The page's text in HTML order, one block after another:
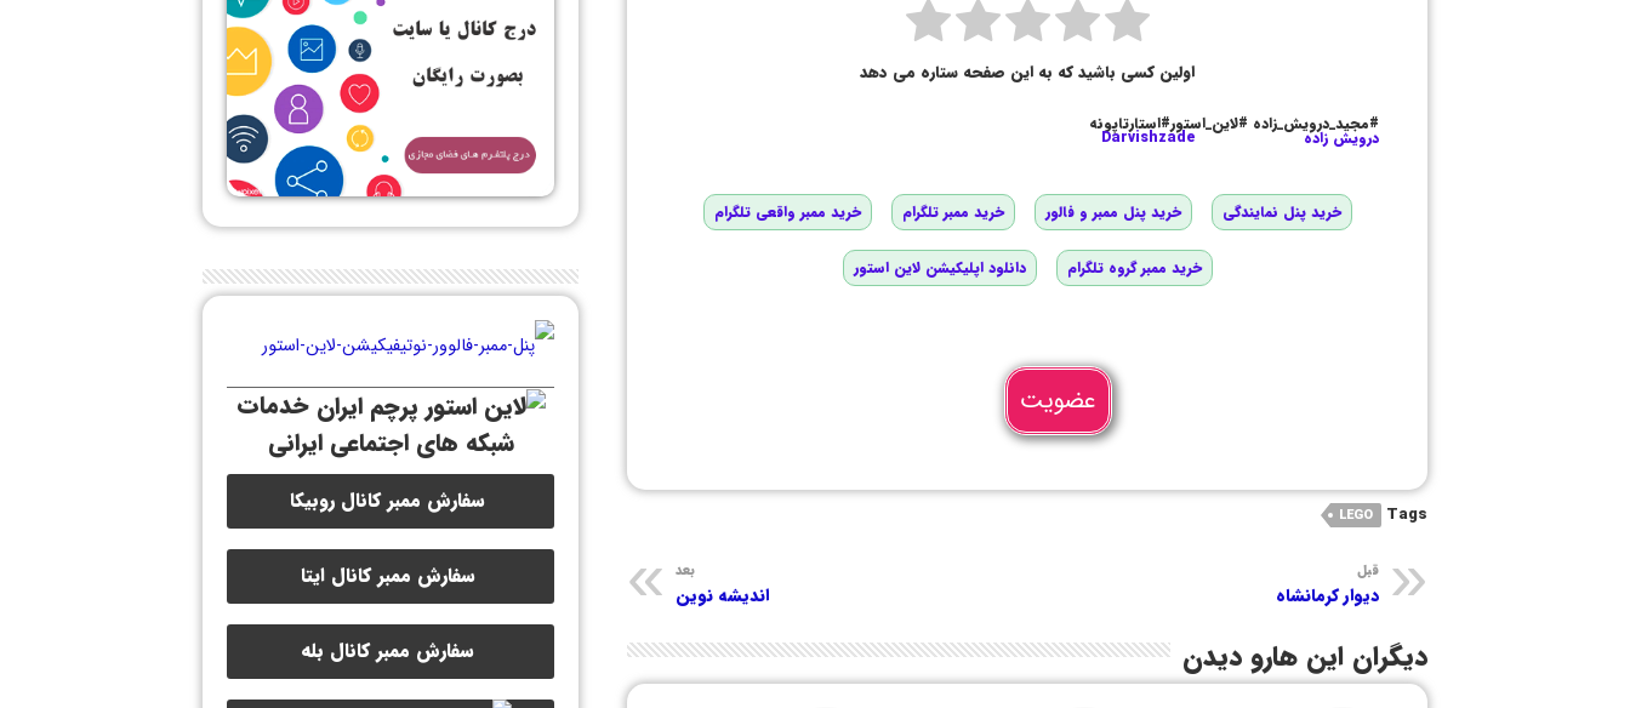
اولین کسی باشید که به این صفحه ستاره می دهد
#مجید_درویش_زاده #لاین_استور#استارتاپونه
درویش زاده Darvishzade
خرید پنل نمایندگی خرید پنل ممبر و فالور خرید ممبر تلگرام خرید ممبر واقعی تلگرام
خرید ممبر گروه تلگرام دانلود اپلیکیشن لاین استور
عضویت
Tags
LEGO
قبل
دیوار کرمانشاه
بعد
اندیشه نوین
دیگران این هارو دیدن
خدمات
شبکه های اجتماعی ایرانی
سفارش ممبر کانال روبیکا
سفارش ممبر کانال ایتا
سفارش ممبر کانال بله